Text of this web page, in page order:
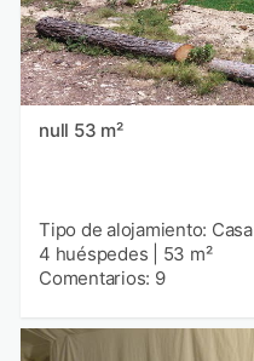
null 53 m²
Tipo de alojamiento: Casa
4 huéspedes
53 m²
Comentarios: 9